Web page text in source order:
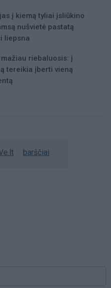
į kiemą tyliai įsliūkino
nušvietė pastatą
liepsna
riebaluosis: į
tereikia įberti vieną
barščiai